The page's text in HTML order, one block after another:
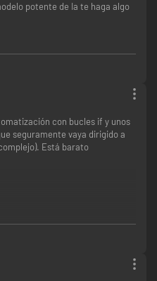
potente de Ia te haga algo
con bucles if y unos
seguramente vaya dirigido a
Está barato